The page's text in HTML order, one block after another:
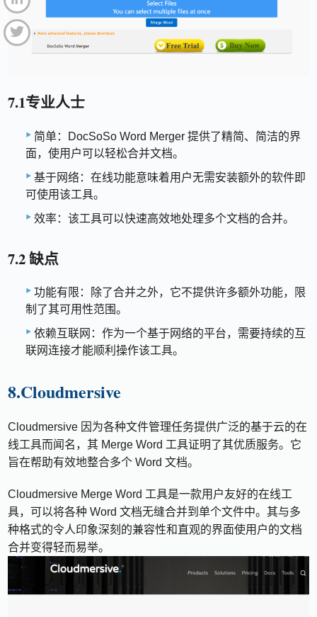
7.1专业人士
简单：DocSoSo Word Merger 提供了精简、简洁的界
面，使用户可以轻松合并文档。
基于网络：在线功能意味着用户无需安装额外的软件即
可使用该工具。
效率：该工具可以快速高效地处理多个文档的合并。
7.2 缺点
功能有限：除了合并之外，它不提供许多额外功能，限
制了其可用性范围。
依赖互联网：作为一个基于网络的平台，需要持续的互
联网连接才能顺利操作该工具。
8.Cloudmersive
Cloudmersive 因为各种文件管理任务提供广泛的基于云的在
线工具而闻名，其 Merge Word 工具证明了其优质服务。它
旨在帮助有效地整合多个 Word 文档。
Cloudmersive Merge Word 工具是一款用户友好的在线工
具，可以将各种 Word 文档无缝合并到单个文件中。其与多
种格式的令人印象深刻的兼容性和直观的界面使用户的文档
合并变得轻而易举。